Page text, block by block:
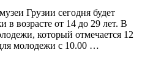
Грузии сегодня будет
в возрасте от 14 до 29 лет. В
который отмечается 12
молодежи с 10.00 …